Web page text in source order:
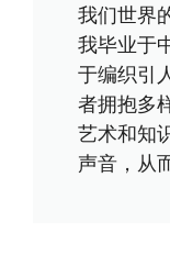
我们世界
我毕业于
于编织引
者拥抱多
艺术和知
声音，从